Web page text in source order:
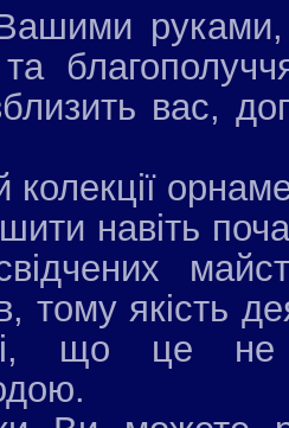
та
вас,
колекції
навіть
тому якість
що це